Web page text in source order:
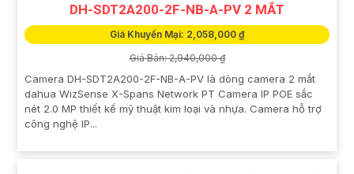
DH-SDT2A200-2F-NB-A-PV 2 MẮT
Giá Khuyến Mại: 2,058,000 ₫
Giá Bán: 2,940,000 ₫
Camera DH-SDT2A200-2F-NB-A-PV là dòng camera 2 mắt
dahua WizSense X-Spans Network PT Camera IP POE sắc
nét 2.0 MP thiết kế mỹ thuật kim loại và nhựa. Camera hỗ trợ
công nghệ IP...